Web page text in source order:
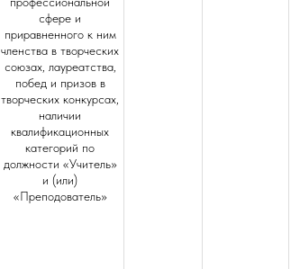
сфере и
приравненного к ним
членства в творческих
союзах, лауреатства,
побед и призов в
творческих конкурсах,
наличии
квалификационных
категорий по
должности «Учитель»
и (или)
«Преподователь»